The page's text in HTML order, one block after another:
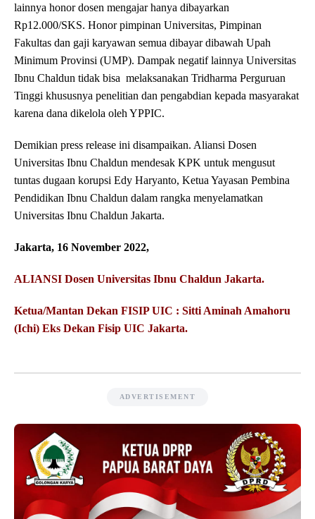
lainnya honor dosen mengajar hanya dibayarkan
Rp12.000/SKS. Honor pimpinan Universitas, Pimpinan
Fakultas dan gaji karyawan semua dibayar dibawah Upah
Minimum Provinsi (UMP). Dampak negatif lainnya Universitas
Ibnu Chaldun tidak bisa melaksanakan Tridharma Perguruan
Tinggi khususnya penelitian dan pengabdian kepada masyarakat
karena dana dikelola oleh YPPIC.
Demikian press release ini disampaikan. Aliansi Dosen
Universitas Ibnu Chaldun mendesak KPK untuk mengusut
tuntas dugaan korupsi Edy Haryanto, Ketua Yayasan Pembina
Pendidikan Ibnu Chaldun dalam rangka menyelamatkan
Universitas Ibnu Chaldun Jakarta.
Jakarta, 16 November 2022,
ALIANSI Dosen Universitas Ibnu Chaldun Jakarta.
Ketua/Mantan Dekan FISIP UIC : Sitti Aminah Amahoru
(Ichi) Eks Dekan Fisip UIC Jakarta.
ADVERTISEMENT